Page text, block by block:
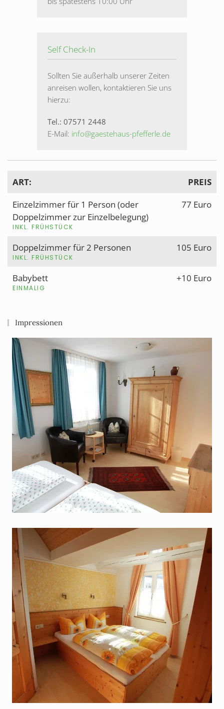
Self Check-In
Sollten Sie außerhalb unserer Zeiten
anreisen wollen, kontaktieren Sie uns
hierzu:
Tel.: 07571 2448
E-Mail: info@gaestehaus-pfefferle.de
ART:
PREIS
Einzelzimmer für 1 Person (oder
Doppelzimmer zur Einzelbelegung)
INKL. FRÜHSTÜCK
77 Euro
Doppelzimmer für 2 Personen
INKL. FRÜHSTÜCK
105 Euro
Babybett
EINMALIG
+10 Euro
Impressionen